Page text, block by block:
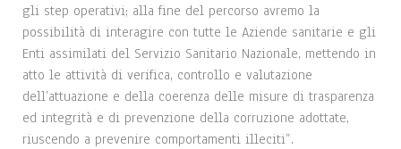
gli step operativi; alla fine del percorso avremo la
possibilità di interagire con tutte le Aziende sanitarie e gli
Enti assimilati del Servizio Sanitario Nazionale, mettendo in
atto le attività di verifica, controllo e valutazione
dell’attuazione e della coerenza delle misure di trasparenza
ed integrità e di prevenzione della corruzione adottate,
riuscendo a prevenire comportamenti illeciti”.